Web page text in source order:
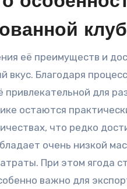
её преимуществ и
Благодаря
для
остаются
что редко
очень низкой
При этом ягода
важно для